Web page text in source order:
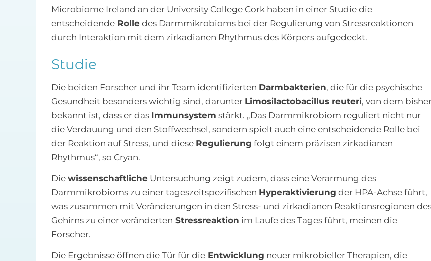
Microbiome Ireland an der University College Cork haben in einer Studie die
entscheidendeRolledes Darmmikrobioms bei der Regulierung von Stressreaktionen
durch Interaktion mit dem zirkadianen Rhythmus des Körpers aufgedeckt.
Studie
Die beiden Forscher und ihr Team identifizierten Darmbakterien, die für die psychische
Gesundheit besonders wichtig sind, darunter Limosilactobacillus reuteri, von dem
bekannt ist, dass er das Immunsystem stärkt. „Das Darmmikrobiom reguliert nicht nur
die Verdauung und den Stoffwechsel, sondern spielt auch eine entscheidende Rolle bei
der Reaktion auf Stress, und diese Regulierung folgt einem präzisen zirkadianen
Rhythmus“, so Cryan.
Die wissenschaftlicheUntersuchung zeigt zudem, dass eine Verarmung des
Darmmikrobioms zu einer tageszeitspezifischen Hyperaktivierung der HPA-Achse führt,
was zusammen mit Veränderungen in den Stress- und zirkadianen Reaktionsregionen
Gehirns zu einer veränderten Stressreaktion im Laufe des Tages führt, meinen die
Forscher.
Die Ergebnisse öffnen die Tür für dieEntwicklung neuer mikrobieller Therapien, die